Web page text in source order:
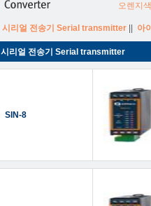
오렌지
시리얼 전송기 Serial transmitter 아
시리얼 전송기 Serial transmitter
SIN-8